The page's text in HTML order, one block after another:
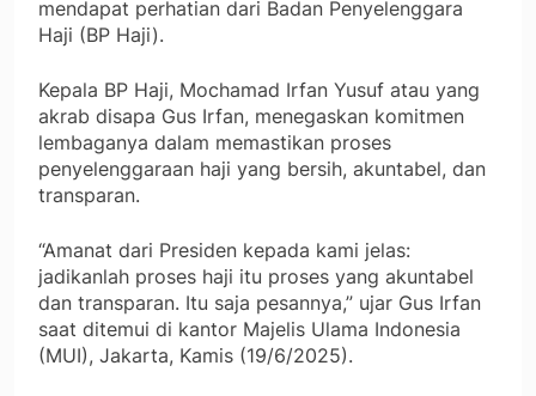
mendapat perhatian dari Badan Penyelenggara
Haji (BP Haji).
Kepala BP Haji, Mochamad Irfan Yusuf atau yang
akrab disapa Gus Irfan, menegaskan komitmen
lembaganya dalam memastikan proses
penyelenggaraan haji yang bersih, akuntabel, dan
transparan.
“Amanat dari Presiden kepada kami jelas:
jadikanlah proses haji itu proses yang akuntabel
dan transparan. Itu saja pesannya,” ujar Gus Irfan
saat ditemui di kantor Majelis Ulama Indonesia
(MUI), Jakarta, Kamis (19/6/2025).